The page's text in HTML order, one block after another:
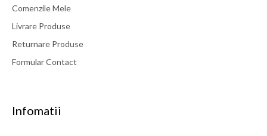
Comenzile Mele
Livrare Produse
Returnare Produse
Formular Contact
Infomatii